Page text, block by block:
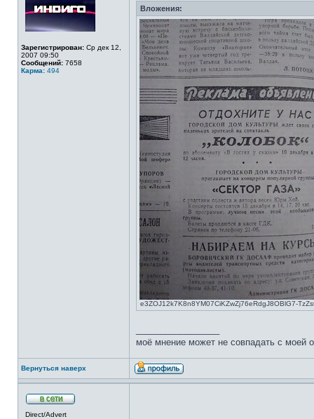
Зарегистрирован: Ср дек 12,
2007 09:50
Сообщений: 7658
Карма: 494
Вложения:
e3ZOJ12k7K8n8YM07CiKZwZj76eRdgJ8OBlG7-
моё мнение может не совпадать с моей
Вернуться наверх
Direct/Advert